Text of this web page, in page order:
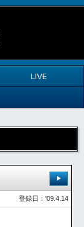
LIVE
登録日：'09.4.14